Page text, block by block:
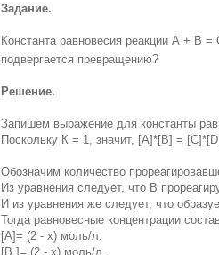
Задание.
Константа равновесия реакции А + В
подвергается превращению?
Решение.
Запишем выражение для константы
Поскольку К = 1, значит, [А]*[В] = [С]*[D
Обозначим количество
Из уравнения следует, что В
И из уравнения же следует, что
Тогда равновесные концентрации
[A]= (2 - x) моль/л.
[В ]= (2 - x) моль/л.